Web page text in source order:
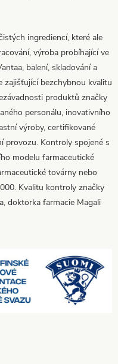
ingrediencí, které ale
výroba probíhající ve
balení, skladování a
bezchybnou kvalitu
produktů značky
personálu, inovativního
výroby, certifikované
provozu. Kontroly spojené s
modelu farmaceutické
továrny nebo
Kvalitu kontroly značky
doktorka farmacie Magali